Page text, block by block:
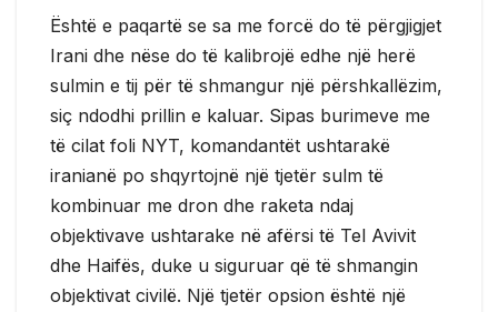
Është e paqartë se sa me forcë do të përgjigjet
Irani dhe nëse do të kalibrojë edhe një herë
sulmin e tij për të shmangur një përshkallëzim,
siç ndodhi prillin e kaluar. Sipas burimeve me
të cilat foli NYT, komandantët ushtarakë
iranianë po shqyrtojnë një tjetër sulm të
kombinuar me dron dhe raketa ndaj
objektivave ushtarake në afërsi të Tel Avivit
dhe Haifës, duke u siguruar që të shmangin
objektivat civilë. Një tjetër opsion është një